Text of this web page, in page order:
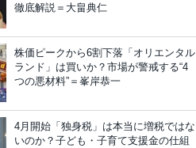
徹底解説＝大畠典仁
株価ピークから6割下落「オリエンタル
ランド」は買いか？市場が警戒する“4
つの悪材料”＝峯岸恭一
4月開始「独身税」は本当に増税ではな
いのか？子ども・子育て支援金の仕組